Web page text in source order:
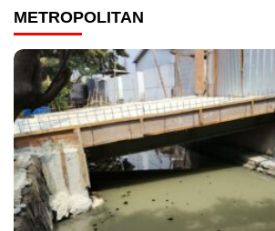
METROPOLITAN